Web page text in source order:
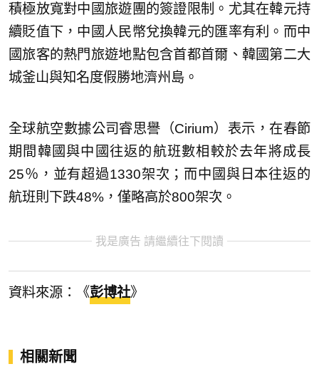
積極放寬對中國旅遊團的簽證限制。尤其在韓元持
續貶值下，中國人民幣兌換韓元的匯率有利。而中
國旅客的熱門旅遊地點包含首都首爾、韓國第二大
城釜山與知名度假勝地濟州島。
全球航空數據公司睿思譽（Cirium）表示，在春節
期間韓國與中國往返的航班數相較於去年將成長
25％，並有超過1330架次；而中國與日本往返的
航班則下跌48%，僅略高於800架次。
我是廣告 請繼續往下閱讀
資料來源：《彭博社》
相關新聞